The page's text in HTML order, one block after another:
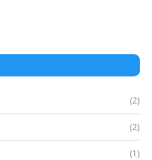
(2)
(2)
(1)